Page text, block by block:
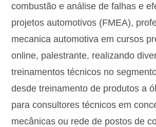
combustão e análise de falhas e
projetos automotivos (FMEA),
mecanica automotiva em cursos
online, palestrante, realizando
treinamentos técnicos no
desde treinamento de produtos a
para consultores técnicos em
mecânicas ou rede de postos de